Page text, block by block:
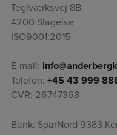
Teglværksvej 8B
4200 Slagelse
ISO9001:2015
E-mail:
Telefon: +45 43 999
CVR: 26747368
Bank: SparNord 9383